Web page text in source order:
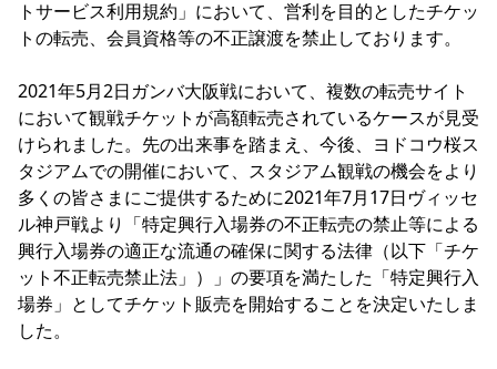
DAZNで観戦
アウェイツアー
よくある質問
よくある質問
サステナビリティポリシー SDGsのゴール インパクトレポート
活動レポート
SPORT POSITIVE LEAGUES 取り組み実績
スポーツクラブ
関連団体/施設
長居公園 セレッソフットサルパーク
セレッソフットサルパーク長居
セレッソスポーツパーク舞洲
YANMAR HANASAKA STADIUM
セレッソ大阪アカデミー 子供のサッカースクール
大人のサッカースクール その他スポーツクラブ
トサービス利用規約」において、営利を目的としたチケッ
トの転売、会員資格等の不正譲渡を禁止しております。
2021年5月2日ガンバ大阪戦において、複数の転売サイト
において観戦チケットが高額転売されているケースが見受
けられました。先の出来事を踏まえ、今後、ヨドコウ桜ス
タジアムでの開催において、スタジアム観戦の機会をより
多くの皆さまにご提供するために2021年7月17日ヴィッセ
ル神戸戦より「特定興行入場券の不正転売の禁止等による
興行入場券の適正な流通の確保に関する法律（以下「チケ
ット不正転売禁止法」）」の要項を満たした「特定興行入
場券」としてチケット販売を開始することを決定いたしま
した。